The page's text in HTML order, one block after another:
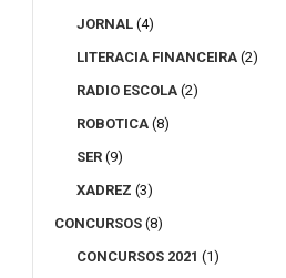
JORNAL (4)
LITERACIA FINANCEIRA (2)
RADIO ESCOLA (2)
ROBOTICA (8)
SER (9)
XADREZ (3)
CONCURSOS (8)
CONCURSOS 2021 (1)